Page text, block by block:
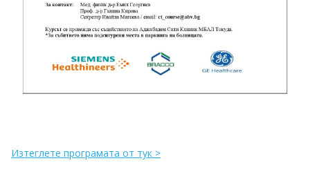
Изтеглете програмата от тук >